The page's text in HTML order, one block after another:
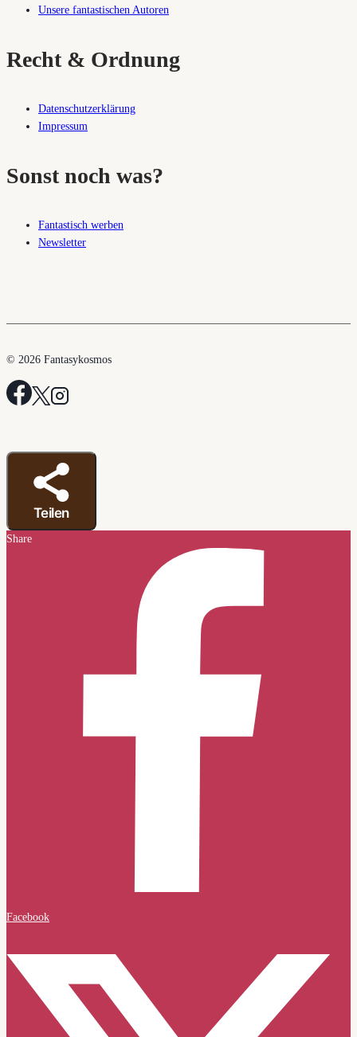
Unsere fantastischen Autoren
Recht & Ordnung
Datenschutzerklärung
Impressum
Sonst noch was?
Fantastisch werben
Newsletter
© 2026 Fantasykosmos
Teilen
Share
Facebook